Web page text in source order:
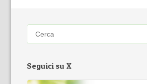
Seguici su X